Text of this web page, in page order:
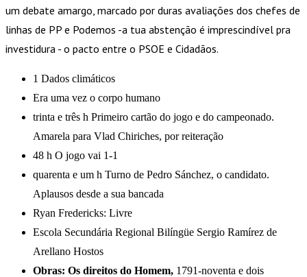
um debate amargo, marcado por duras avaliações dos chefes de
linhas de PP e Podemos -a tua abstenção é imprescindível pra
investidura - o pacto entre o PSOE e Cidadãos.
1 Dados climáticos
Era uma vez o corpo humano
trinta e três h Primeiro cartão do jogo e do campeonado.
Amarela para Vlad Chiriches, por reiteração
48 h O jogo vai 1-1
quarenta e um h Turno de Pedro Sánchez, o candidato.
Aplausos desde a sua bancada
Ryan Fredericks: Livre
Escola Secundária Regional Bilíngüe Sergio Ramírez de
Arellano Hostos
Obras: Os direitos do Homem, 1791-noventa e dois